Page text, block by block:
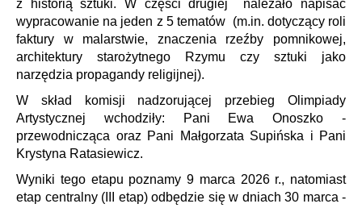
z historią sztuki. W części drugiej należało napisać
wypracowanie na jeden z 5 tematów (m.in. dotyczący roli
faktury w malarstwie, znaczenia rzeźby pomnikowej,
architektury starożytnego Rzymu czy sztuki jako
narzędzia propagandy religijnej).
W skład komisji nadzorującej przebieg Olimpiady
Artystycznej wchodziły: Pani Ewa Onoszko -
przewodnicząca oraz Pani Małgorzata Supińska i Pani
Krystyna Ratasiewicz.
Wyniki tego etapu poznamy 9 marca 2026 r., natomiast
etap centralny (III etap) odbędzie się w dniach 30 marca -